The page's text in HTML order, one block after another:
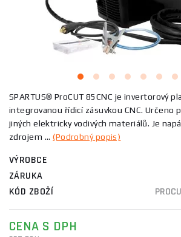
SPARTUS® ProCUT 85CNC je invertorový
integrovanou řídicí zásuvkou CNC. Určeno
jiných elektricky vodivých materiálů. Je
zdrojem ...(Podrobný popis)
VÝROBCE
ZÁRUKA
KÓD ZBOŽÍ
CENA S DPH